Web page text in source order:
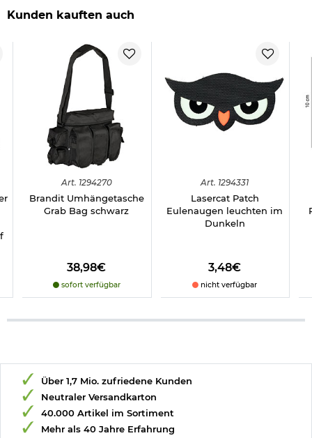
Kunden kauften auch
Art. 1294270
Brandit Umhängetasche
Grab Bag schwarz
38,98€
sofort verfügbar
Art. 1294331
Lasercat Patch
Eulenaugen leuchten im
Dunkeln
3,48€
nicht verfügbar
Über 1,7 Mio. zufriedene Kunden
Neutraler Versandkarton
40.000 Artikel im Sortiment
Mehr als 40 Jahre Erfahrung